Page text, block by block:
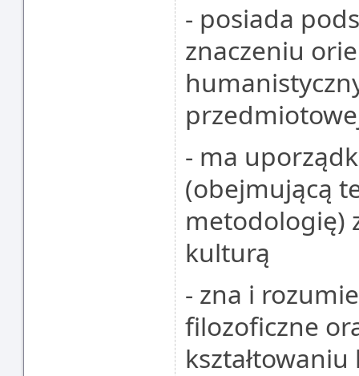
- posiada
znaczeniu
- ma
(obejmującą
metodologię)
kulturą
- zna i
filozoficzne